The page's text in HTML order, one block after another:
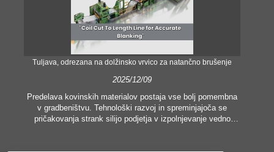
Tuljava, odrezana na dolžinsko vrvico za natančno brušenje
2025/12/09
Predelava kovinskih materialov postaja vse bolj pomembna
v gradbeništvu. Tehnološki razvoj in spreminjajoča se
pričakovanja strank silijo podjetja v izpolnjevanje vedno